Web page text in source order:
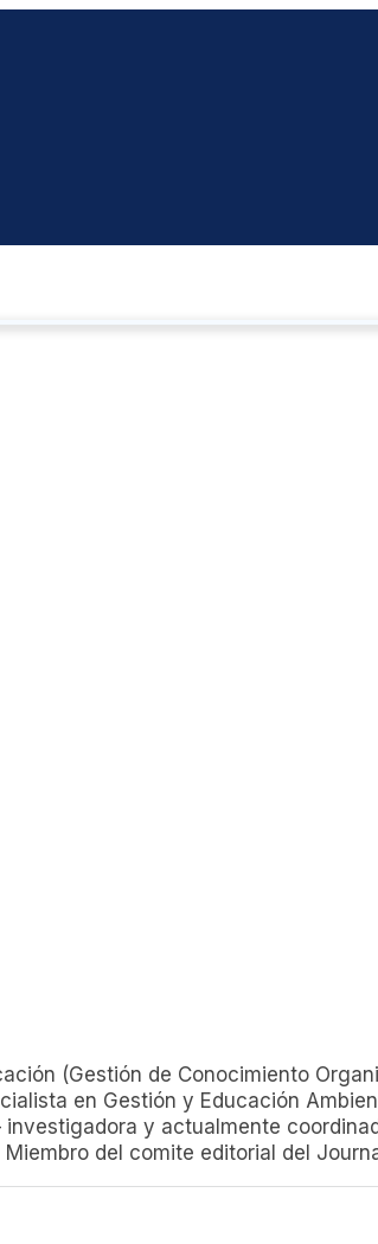
(Gestión de Conocimiento
en Gestión y Educación
y actualmente
del comite editorial del